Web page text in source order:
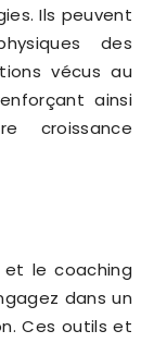
Ils peuvent
des
vécus au
ainsi
croissance
et le coaching
dans un
Ces outils et